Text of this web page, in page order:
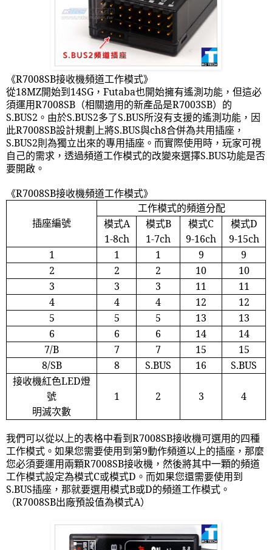
《R7008SB接收機頻道工作模式》
從18MZ開始到14SG， Futaba也開始擁有遙測功能，但這必
須運用R7008SB （相關適用的新產品是R7003SB）的
S.BUS2 。由於S.BUS2多了S.BUS所沒有支援的遙測功能，因
此R7008SB設計規劃上將S.BUS與ch8合併為共用插座，
S.BUS2則為獨立出來的專用插座。而實際使用時，玩家可視
自己的需求，透過頻道工作模式的改變來選擇S.BUS功能是否
要開啟。
《R7008SB接收機頻道工作模式》
插座編號
工作模式的頻道分配
模式A
1-8ch
模式B
1-7ch
模式C
9-16ch
模式D
9-15ch
1
1 1 9
9
2
2 2 10
10
3
3 3 11
11
4
4 4 12
12
5
5 5 13
13
6
6 6 14
14
7/B
7 7 15
15
8/SB
8 S.BUS 16
S.BUS
接收機紅色LED燈
號
明滅次數
1 2 3 4
我們可以從以上的表格中看到R7008SB接收機可選用的四種
工作模式。如果您需要使用到第9動作頻道以上的插座，那麼
您必須要運用兩顆R7008SB接收機，然後將其中一顆的頻道
工作模式設定為模式C或模式D 。而如果您還需要使用到
S.BUS插座，那就要選用模式B或D的頻道工作模式。
（R7008SB出廠預設值為模式A）